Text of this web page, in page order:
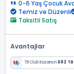
0-6 Yaş Çocuk
Temiz ve Düzenli
Taksitli Satış
Avantajlar
TB Club Kazancın682